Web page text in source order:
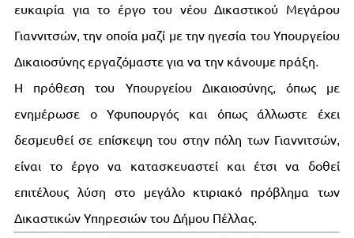
ευκαιρία για το έργο του νέου Δικαστικού Μεγάρου
Γιαννιτσών, την οποία μαζί με την ηγεσία του Υπουργείου
Δικαιοσύνης εργαζόμαστε για να την κάνουμε πράξη.
Η πρόθεση του Υπουργείου Δικαιοσύνης, όπως με
ενημέρωσε ο Υφυπουργός και όπως άλλωστε έχει
δεσμευθεί σε επίσκεψη του στην πόλη των Γιαννιτσών,
είναι το έργο να κατασκευαστεί και έτσι να δοθεί
επιτέλους λύση στο μεγάλο κτιριακό πρόβλημα των
Δικαστικών Υπηρεσιών του Δήμου Πέλλας.